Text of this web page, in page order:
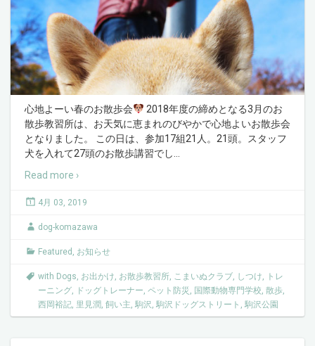
心地よーい春のお散歩会
2018年度の締めとなる3月のお
散歩教習所は、お天気に恵まれのびやかで心地よいお散歩会
となりました。 この日は、参加17組21人。21頭。スタッフ
犬を入れて27頭のお散歩講習でし
Read more ›
4月 03, 2019
dog-komazawa
Featured , お知らせ
with Dogs, お出かけ, お散歩教習所, こまいぬクラブ, しつけ, トレ
ーニング, ドッグトレーナー, ペット防災 , 国際動物専門学校, 散歩,
西岡裕記, 里見潤, 飼い主, 駒沢 , 駒沢ドッグストリート , 駒沢公園